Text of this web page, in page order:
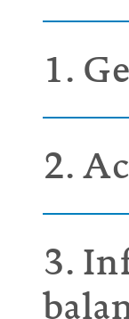
1.
2.
3.